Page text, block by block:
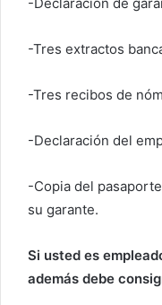
-Tres extractos
-Tres recibos de
-Declaración del
-Copia del
su garante.
Si usted es
además debe